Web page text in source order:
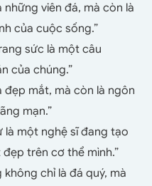
những viên đá, mà còn là
của cuộc sống.”
sức là một câu
của chúng.”
đẹp mắt, mà còn là ngôn
mạn.”
là một nghệ sĩ đang tạo
trên cơ thể mình.”
chỉ là đá quý, mà